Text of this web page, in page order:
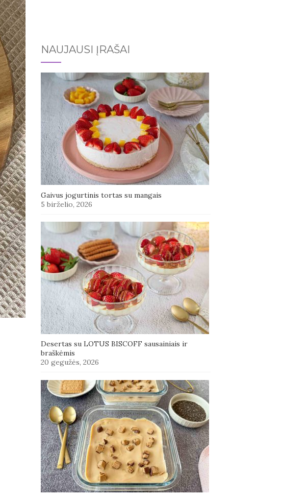
NAUJAUSI ĮRAŠAI
Gaivus jogurtinis tortas su mangais
5 birželio, 2026
Desertas su LOTUS BISCOFF sausainiais ir
braškėmis
20 gegužės, 2026